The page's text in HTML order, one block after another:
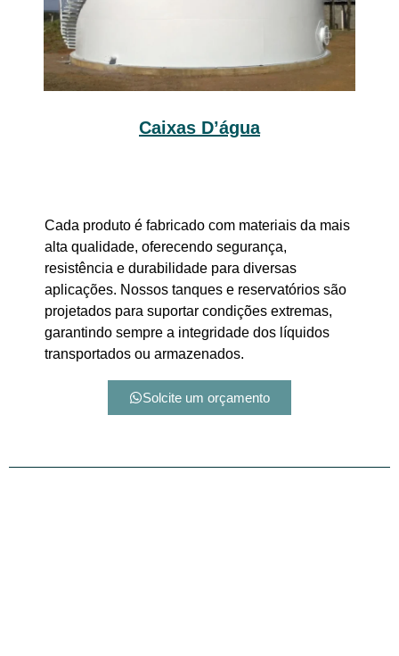
Caixas D’água
Cada produto é fabricado com materiais da mais
alta qualidade, oferecendo segurança,
resistência e durabilidade para diversas
aplicações. Nossos tanques e reservatórios são
projetados para suportar condições extremas,
garantindo sempre a integridade dos líquidos
transportados ou armazenados.
Solcite um orçamento